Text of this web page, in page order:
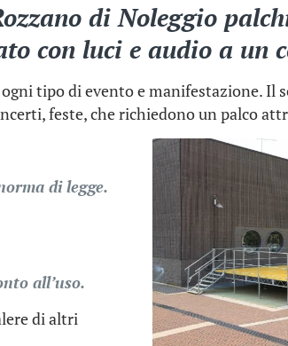
diNoleggio
con luci e audio a un
tipo di evento e manifestazione. Il
feste, che richiedono un palco
di legge.
all’uso.
di altri